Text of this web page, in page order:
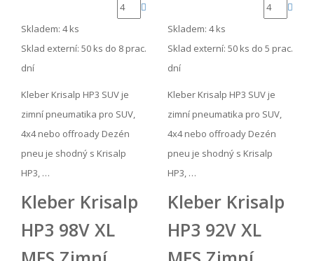
Skladem: 4 ks
Sklad externí: 50 ks do 8 prac.
dní
Kleber Krisalp HP3 SUV je
zimní pneumatika pro SUV,
4x4 nebo offroady Dezén
pneu je shodný s Krisalp
HP3, …
Skladem: 4 ks
Sklad externí: 50 ks do 5 prac.
dní
Kleber Krisalp HP3 SUV je
zimní pneumatika pro SUV,
4x4 nebo offroady Dezén
pneu je shodný s Krisalp
HP3, …
Kleber Krisalp
HP3 98V XL
Kleber Krisalp
HP3 92V XL